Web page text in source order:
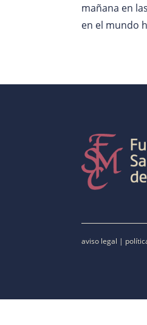
mañana en
en el mundo
aviso legal |